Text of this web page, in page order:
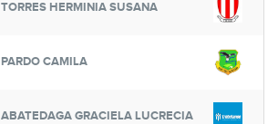
TORRES HERMINIA SUSANA
PARDO CAMILA
ABATEDAGA GRACIELA LUCRECIA